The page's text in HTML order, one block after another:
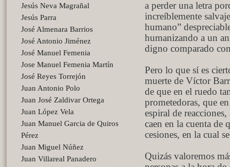
Jesús Neva Magrañal
Jesús Parra
José Almenara Barrios
José Antonio Jiménez
José Manuel Femenia
Jose Manuel Femenia Martín
José Reyes Torrejón
Juan Antonio Polo
Juan José Zaldivar Ortega
Juan López Vela
Juan Manuel Garcia de Quiros
Pérez
Juan Miguel Núñez
Juan Villareal Panadero
a perder una letra
increíblemente
humano”
humanizando a un
digno comparado
Pero lo que sí es
muerte de Víctor
de que en el ruedo
prometedoras, que
espiral de
caen en la cuenta de
cesiones, en la cual
Quizás valoremos